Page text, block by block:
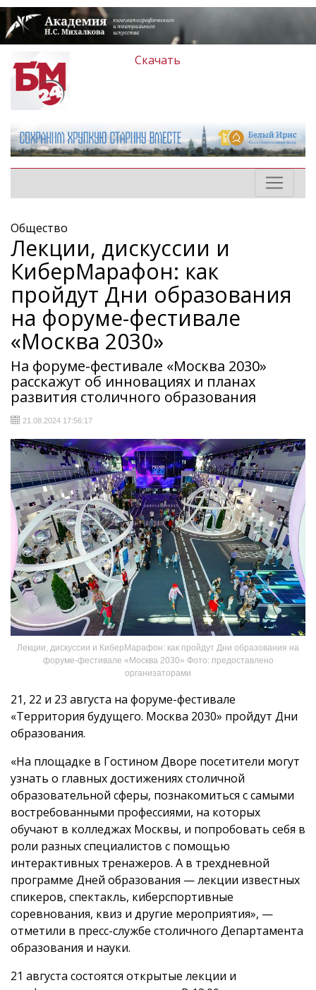
Скачать
Общество
Лекции, дискуссии и
КиберМарафон: как
пройдут Дни образования
на форуме-фестивале
«Москва 2030»
На форуме-фестивале «Москва 2030»
расскажут об инновациях и планах
развития столичного образования
21.08.2024 17:56:17
Лекции, дискуссии и КиберМарафон: как пройдут Дни образования на
форуме-фестивале «Москва 2030» Фото: предоставлено
организаторами
21, 22 и 23 августа на форуме-фестивале
«Территория будущего. Москва 2030» пройдут Дни
образования.
«На площадке в Гостином Дворе посетители могут
узнать о главных достижениях столичной
образовательной сферы, познакомиться с самыми
востребованными профессиями, на которых
обучают в колледжах Москвы, и попробовать себя в
роли разных специалистов с помощью
интерактивных тренажеров. А в трехдневной
программе Дней образования — лекции известных
спикеров, спектакль, киберспортивные
соревнования, квиз и другие мероприятия», —
отметили в пресс-службе столичного Департамента
образования и науки.
21 августа состоятся открытые лекции и